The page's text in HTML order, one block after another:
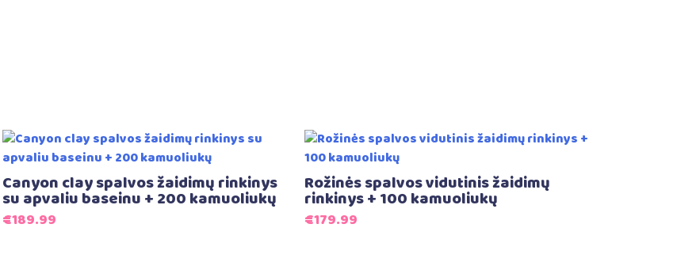
Canyon clay spalvos žaidimų rinkinys
su apvaliu baseinu + 200 kamuoliukų
€189.99
Rožinės spalvos vidutinis žaidimų
rinkinys + 100 kamuoliukų
€179.99